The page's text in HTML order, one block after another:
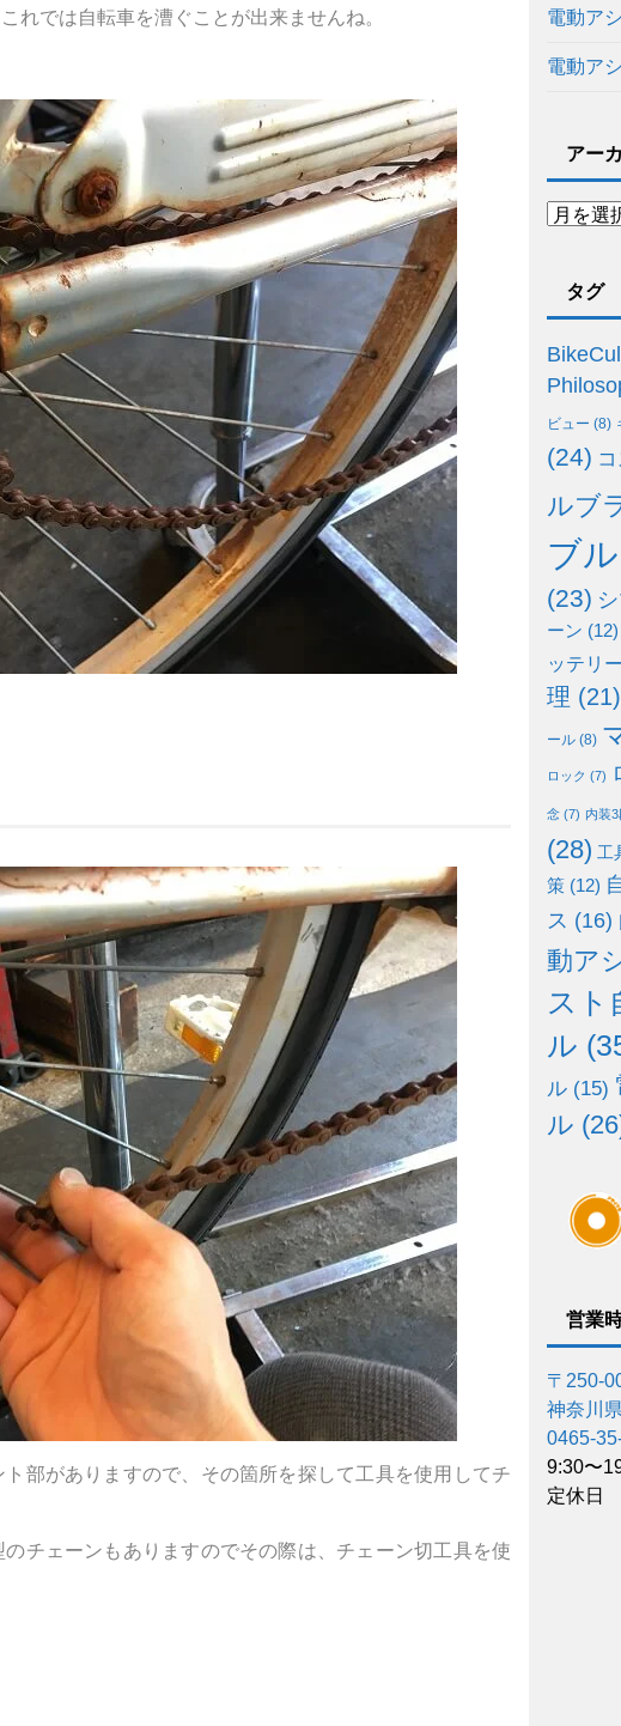
れでは自転車を漕ぐことが出来ませんね。
部がありますので、その箇所を探して工具を使用してチ
チェーンもありますのでその際は、チェーン切工具を使
電動ア
電動ア
アー
タグ
ビュー (8)
(24)
ルブ
ブ
(23)
ーン (12)
ッテリー
理 (21)
ール (8)
ロック (7)
念 (7) 内装
(28) 工
策 (12)
ス (16)
動ア
スト
ル
ル (15)
ル
営業
〒250-
神奈川
0465-
9:30〜
定休日